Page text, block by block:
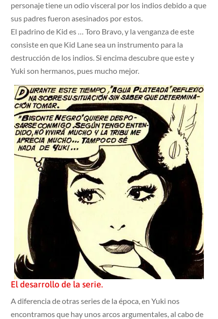
personaje tiene un odio visceral por los indios debido a que
sus padres fueron asesinados por estos.
El padrino de Kid es … Toro Bravo, y la venganza de este
consiste en que Kid Lane sea un instrumento para la
destrucción de los indios. Si encima descubre que este y
Yuki son hermanos, pues mucho mejor.
El desarrollo de la serie.
A diferencia de otras series de la época, en Yuki nos
encontramos que hay unos arcos argumentales, al cabo de